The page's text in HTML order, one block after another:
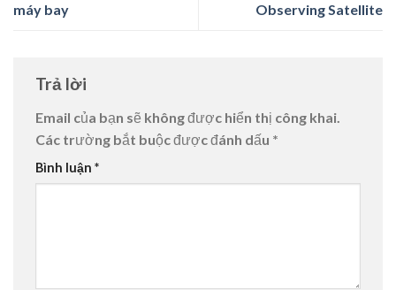
máy bay
Observing Satellite
Trả lời
Email của bạn sẽ không được hiển thị công khai.
Các trường bắt buộc được đánh dấu *
Bình luận *